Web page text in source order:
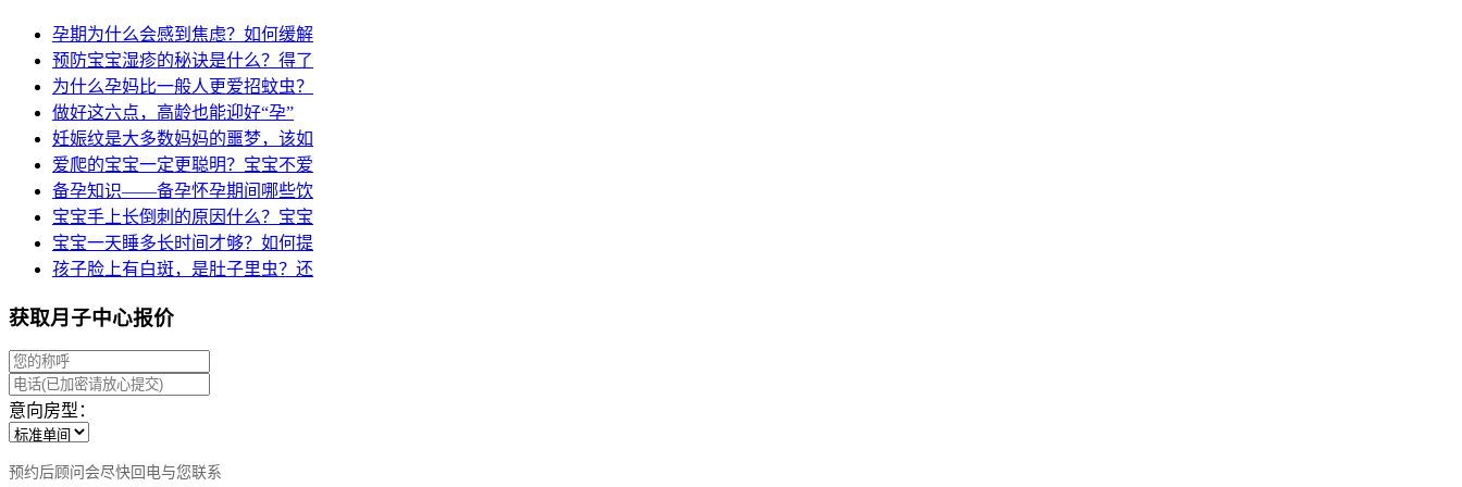
孕期为什么会感到焦虑？如何缓解
预防宝宝湿疹的秘诀是什么？得了
为什么孕妈比一般人更爱招蚊虫？
做好这六点，高龄也能迎好“孕”
妊娠纹是大多数妈妈的噩梦，该如
爱爬的宝宝一定更聪明？宝宝不爱
备孕知识——备孕怀孕期间哪些饮
宝宝手上长倒刺的原因什么？宝宝
宝宝一天睡多长时间才够？如何提
孩子脸上有白斑，是肚子里虫？还
获取月子中心报价
意向房型：
预约后顾问会尽快回电与您联系